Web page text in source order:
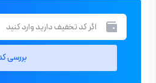
بررسی